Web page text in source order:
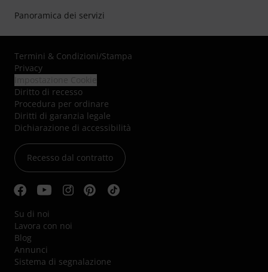
Panoramica dei servizi
Termini & Condizioni/Stampa
Privacy
Diritto di recesso
Procedura per ordinare
Diritti di garanzia legale
Dichiarazione di accessibilità
Recesso dal contratto
Su di noi
Lavora con noi
Blog
Annunci
Sistema di segnalazione